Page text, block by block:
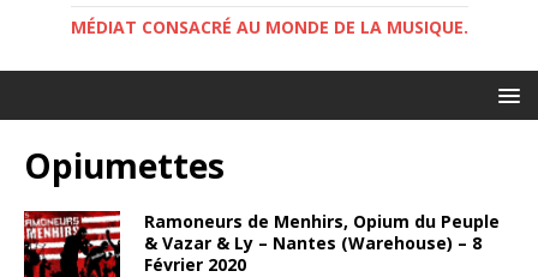
MÉDIAT CONSACRÉ AU MONDE DE LA MUSIQUE.
Opiumettes
Ramoneurs de Menhirs, Opium du Peuple
& Vazar & Ly – Nantes (Warehouse) – 8
Février 2020